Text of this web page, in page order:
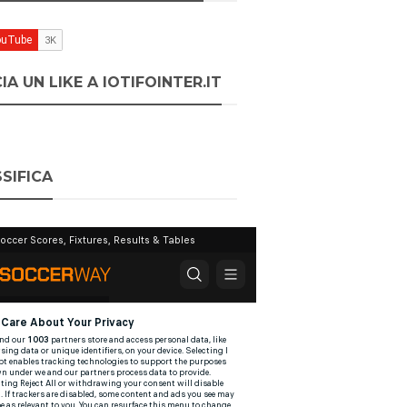
UN LIKE A IOTIFOINTER.IT